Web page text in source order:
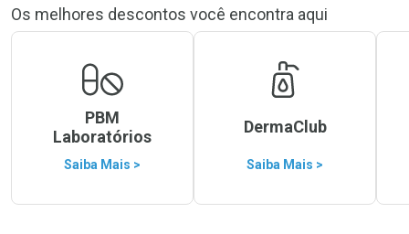
Os melhores descontos você encontra aqui
PBM
Laboratórios
Saiba Mais >
DermaClub
Saiba Mais >